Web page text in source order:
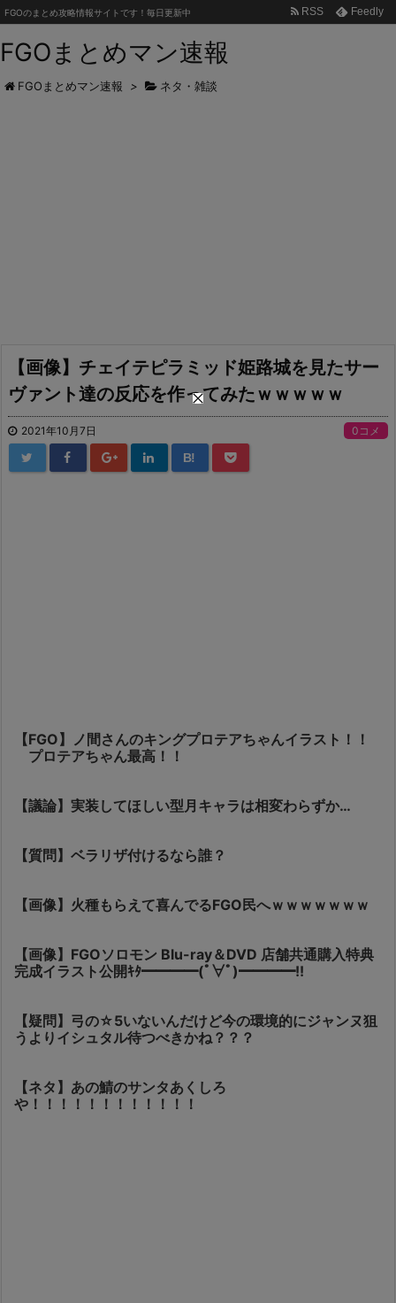
FGOまとめマン速報
FGOのまとめ攻略情報サイトです！毎日更新中 RSS Feedly
FGOまとめマン速報 > ネタ・雑談
【画像】チェイテピラミッド姫路城を見たサー
ヴァント達の反応を作ってみたｗｗｗｗｗ
2021年10月7日 0コメ
B!
【FGO】ノ間さんのキングプロテアちゃんイラスト！！
プロテアちゃん最高！！
【議論】実装してほしい型月キャラは相変わらずか…
【質問】ベラリザ付けるなら誰？
【画像】火種もらえて喜んでるFGO民へｗｗｗｗｗｗｗ
【画像】FGOソロモン Blu-ray＆DVD 店舗共通購入特典
完成イラスト公開ｷﾀ━━━━(ﾟ∀ﾟ)━━━━!!
【疑問】弓の☆5いないんだけど今の環境的にジャンヌ狙
うよりイシュタル待つべきかね？？？
【ネタ】あの鯖のサンタあくしろ
や！！！！！！！！！！！！